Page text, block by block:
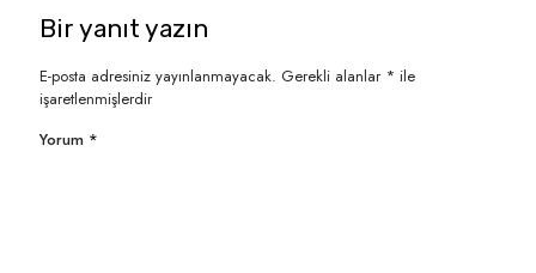
Bir yanıt yazın
E-posta adresiniz yayınlanmayacak. Gerekli alanlar * ile
işaretlenmişlerdir
Yorum *